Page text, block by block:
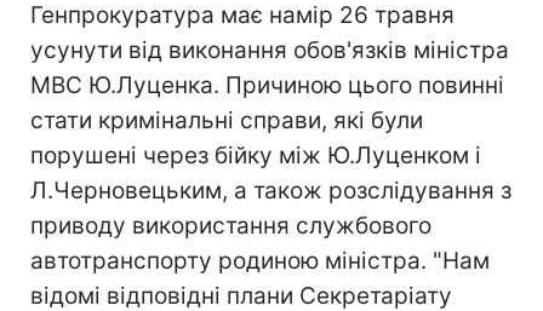
Генпрокуратура має намір 26 травня
усунути від виконання обов'язків міністра
МВС Ю.Луценка. Причиною цього повинні
стати кримінальні справи, які були
порушені через бійку між Ю.Луценком і
Л.Черновецьким, а також розслідування з
приводу використання службового
автотранспорту родиною міністра. "Нам
відомі відповідні плани Секретаріату